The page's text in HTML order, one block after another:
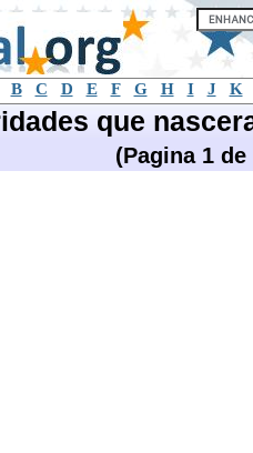
B C D E F G H I J K
que
(Pagina 1 de